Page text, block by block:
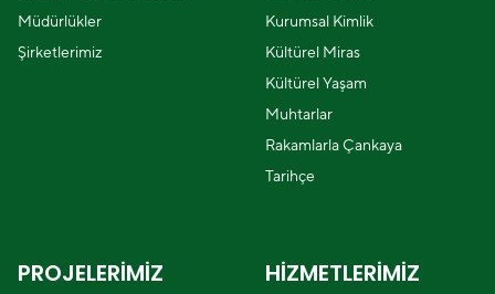
Müdürlükler
Şirketlerimiz
Kurumsal Kimlik
Kültürel Miras
Kültürel Yaşam
Muhtarlar
Rakamlarla Çankaya
Tarihçe
PROJELERİMİZ HİZMETLERİMİZ